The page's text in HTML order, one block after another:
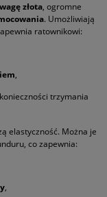
złota, ogromne
. Umożliwiają
ratownikowi:
,
trzymania
elastyczność. Można je
co zapewnia:
,